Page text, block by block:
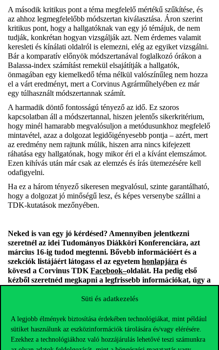
Süti és adatkezelés
A legjobb élmények biztosítása érdekében technológiákat, mint például
sütiket használunk az eszközinformációk tárolására és/vagy elérésére.
Ezekhez a technológiákhoz való hozzájárulás lehetővé teszi számunkra
A második kritikus pont a téma megfelelő mértékű szűkítése, és
az ahhoz legmegfelelőbb módszertan kiválasztása. Áron szerint
kritikus pont, hogy a hallgatóknak van egy jó témájuk, de nem
tudják, konkrétan hogyan vizsgálják azt. Nem érdemes valamit
keresleti és kínálati oldalról is elemezni, elég az egyiket vizsgálni.
Bár a komparatív előnyök módszertanával foglalkozó órákon a
Balassa-index számítást remekül elsajátítják a hallgatók,
önmagában egy kiemelkedő téma nélkül valószínűleg nem hozza
el a várt eredményt, mert a Corvinus Agrárműhelyében ez már
egy túlhasznált módszertannak számít.
A harmadik döntő fontosságú tényező az idő. Ez szoros
kapcsolatban áll a módszertannal, hiszen jelentős sikerkritérium,
hogy minél hamarabb megvalósuljon a metódusunkhoz megfelelő
mintavétel, azaz a dolgozat legidőigényesebb pontja – azért, mert
az eredmény nem rajtunk múlik, hiszen arra nincs kifejezett
ráhatása egy hallgatónak, hogy mikor éri el a kívánt elemszámot.
Ezen kihívás után már csak az elemzés és írás ütemezésére kell
odafigyelni.
Ha ez a három tényező sikeresen megvalósul, szinte garantálható,
hogy a dolgozat jó minőségű lesz, és képes versenybe szállni a
TDK-kutatások mezőnyében.
Neked is van egy jó kérdésed? Amennyiben jelentkezni
szeretnél az idei Tudományos Diákköri Konferenciára, azt
március 16-ig tudod megtenni. Bővebb információért és a
szekciók listájáért látogass el az egyetem honlapjára és
kövesd a Corvinus TDK Facebook–oldalát. Ha pedig első
kézből szeretnéd megkapni a legfrissebb információkat, úgy a
A TDK tevékenységét az Európai Unió, Magyarország és az
Európai Szociális Alap társfinanszírozása által biztosított forrás
az EFOP-3.6.3-VEKOP-16-2017-00007 azonosítószámú
„Tehetségből fiatal kutató – A kutatói életpályát támogató